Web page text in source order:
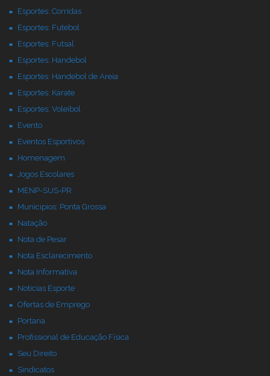
Esportes: Corridas
Esportes: Futebol
Esportes: Futsal
Esportes: Handebol
Esportes: Handebol de Areia
Esportes: Karate
Esportes: Voleibol
Evento
Eventos Esportivos
Homenagem
Jogos Escolares
MENP-SUS-PR
Municipios: Ponta Grossa
Natação
Nota de Pesar
Nota Esclarecimento
Nota Informativa
Noticias Esporte
Ofertas de Emprego
Portaria
Profissional de Educação Física
Seu Direito
Sindicatos